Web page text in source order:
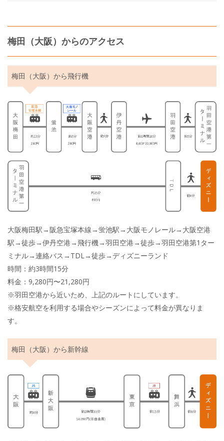
梅田（大阪）からのアクセス
梅田（大阪）から飛行機
大阪梅田駅→阪急宝塚本線→蛍池駅→大阪モノレール→大阪空港
駅→徒歩→伊丹空港→飛行機→羽田空港→徒歩→羽田空港第1ター
ミナル→連絡バス→TDL→徒歩→ディズニーランド
時間：約3時間15分
料金：9,280円〜21,280円
※羽田空港から近いため、上記のルートにしています。
※格安航空を利用する場合やシーズンによって料金が異なりま
す。
梅田（大阪）から新幹線